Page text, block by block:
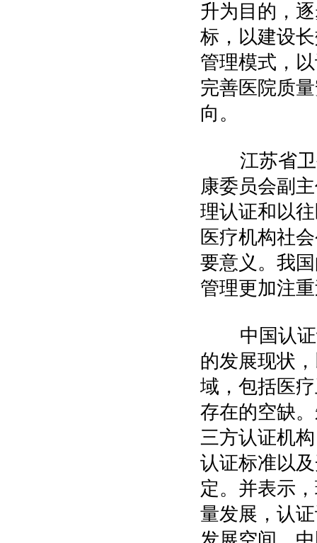
升为目的，
标，以建设
管理模式，
完善医院质
向。
江苏省卫
康委员会副
理认证和以
医疗机构社
要意义。我
管理更加注
中国认证
的发展现状
域，包括医
存在的空缺
三方认证机
认证标准以
定。并表示
量发展，认